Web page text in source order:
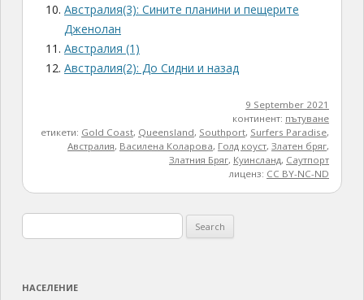
Австралия(3): Сините планини и пещерите
Дженолан
Австралия (1)
Австралия(2): До Сидни и назад
9 September 2021
континент: пътуване
етикети: Gold Coast, Queensland, Southport, Surfers Paradise,
Австралия, Василена Коларова, Голд коуст,Златен бряг,
Златния Бряг, Куинсланд, Саутпорт
лиценз: CC BY-NC-ND
for:
НАСЕЛЕНИЕ